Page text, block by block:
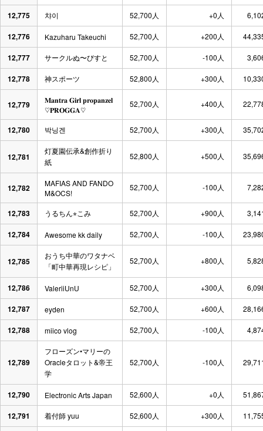
12,775 챠이 52,700人 +0人
12,776 Kazuharu Takeuchi 52,700人 +200人
12,777 サークルぬ〜びすと 52,700人 -100人
12,778 神スポーツ 52,800人 +300人
12,779
𝐌𝐚𝐧𝐭𝐫𝐚 𝐆𝐢𝐫𝐥 𝐩𝐫𝐨𝐩𝐚𝐧𝐳𝐞𝐥
♡︎𝐏𝐑𝐎𝐆𝐆𝐀♡︎
52,700人 +400人
12,780 박닝겐 52,700人 +300人
12,781
灯夏園伝承&創作折り
紙
52,800人 +500人
12,782
MAFIAS AND FANDO
M&OCS!
52,700人 -100人
12,783 うるちん⭐︎こみ 52,700人 +900人
12,784 Awesome kk daily 52,700人 -100人
12,785
おうち中華のワタナベ
「町中華再現レシピ」
52,700人 +800人
12,786 ValeriiUnU 52,700人 +300人
12,787 eyden 52,700人 +600人
12,788 miico vlog 52,700人 -100人
12,789
フローズン•マリーの
Oracleタロット&帝王
学
52,700人 -100人
12,790 Electronic Arts Japan 52,600人 +0人
12,791 着付師 yuu 52,600人 +300人